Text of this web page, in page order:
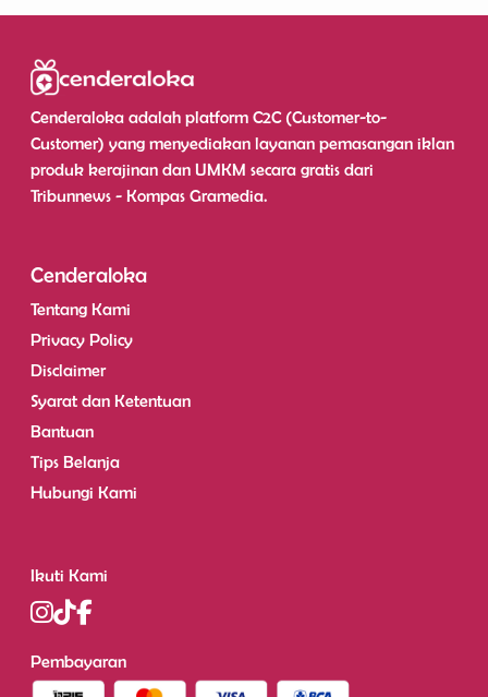
Cenderaloka adalah platform C2C (Customer-to-
Customer) yang menyediakan layanan pemasangan iklan
produk kerajinan dan UMKM secara gratis dari
Tribunnews - Kompas Gramedia.
Cenderaloka
Tentang Kami
Privacy Policy
Disclaimer
Syarat dan Ketentuan
Bantuan
Tips Belanja
Hubungi Kami
Ikuti Kami
Pembayaran